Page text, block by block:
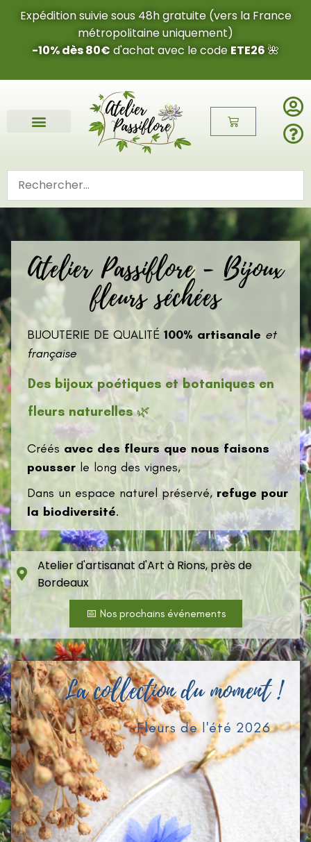
Expédition suivie sous 48h gratuite (vers la France
métropolitaine uniquement)
-10% dès 80€ d'achat avec le code ETE26 🌺
Atelier Passiflore - Bijoux
fleurs séchées
BIJOUTERIE DE QUALITÉ 100% artisanale et
française
Des bijoux poétiques et botaniques en
fleurs naturelles🌿
Créés avec des fleurs que nous faisons
pousser le long des vignes,
Dans un espace naturel préservé, refuge pour
la biodiversité.
Atelier d'artisanat d'Art à Rions, près de
Bordeaux
📅 Nos prochains événements
La collection du moment !
Fleurs de l'été 2026